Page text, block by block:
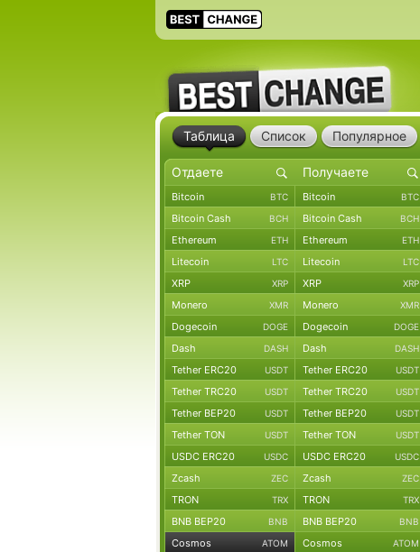
Таблица Список Популярное
Bitcoin BTC Bitcoin BTC
Bitcoin Cash BCH Bitcoin Cash BCH
Ethereum ETH Ethereum ETH
Litecoin LTC Litecoin LTC
XRP XRP XRP XRP
Monero XMR Monero XMR
Dogecoin DOGE Dogecoin DOGE
Dash DASH Dash DASH
Tether ERC20 USDT Tether ERC20 USDT
Tether TRC20 USDT Tether TRC20 USDT
Tether BEP20 USDT Tether BEP20 USDT
Tether TON USDT Tether TON USDT
USDC ERC20 USDC USDC ERC20 USDC
Zcash ZEC Zcash ZEC
TRON TRX TRON TRX
BNB BEP20 BNB BNB BEP20 BNB
Cosmos ATOM Cosmos ATOM